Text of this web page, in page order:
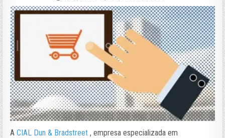
ACIAL Dun & Bradstreet, empresa especializada em